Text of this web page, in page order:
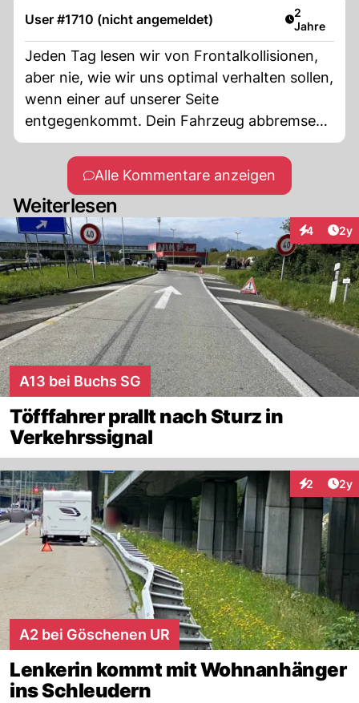
Frontalkolisionen oder Radfahren die einfach
läuft hier falsch?
User #1710 (nicht angemeldet) Artikel
2
Jahre
Jeden Tag lesen wir von Frontalkollisionen,
aber nie, wie wir uns optimal verhalten sollen,
wenn einer auf unserer Seite
entgegenkommt. Dein Fahrzeug abbremsen,
kann tödlich enden. Denn du wirst aufgrund
der Wucht und Dynamik des Falschfahrers
nach hinten katapultiert. Der Falschfahrer
überlebt, du nicht. Erwarte einen Experten -
Beitrag der Redaktion.
Alle Kommentare anzeigen
Weiterlesen
4 2y
A13 bei Buchs SG
Töfffahrer prallt nach Sturz in
Verkehrssignal
2 2y
A2 bei Göschenen UR
Lenkerin kommt mit Wohnanhänger
ins Schleudern